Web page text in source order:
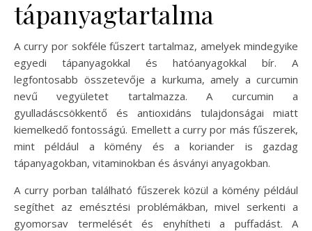
tápanyagtartalma
A curry por sokféle fűszert tartalmaz, amelyek mindegyike
egyedi tápanyagokkal és hatóanyagokkal bír. A
legfontosabb összetevője a kurkuma, amely a curcumin
nevű vegyületet tartalmazza. A curcumin a
gyulladáscsökkentő és antioxidáns tulajdonságai miatt
kiemelkedő fontosságú. Emellett a curry por más fűszerek,
mint például a kömény és a koriander is gazdag
tápanyagokban, vitaminokban és ásványi anyagokban.
A curry porban található fűszerek közül a kömény például
segíthet az emésztési problémákban, mivel serkenti a
gyomorsav termelését és enyhítheti a puffadást. A